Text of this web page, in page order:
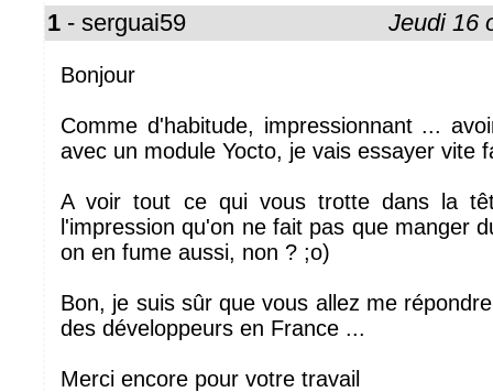
1 - serguai59 Jeudi 16
Bonjour
Comme d'habitude, impressionnant ...
avec un module Yocto, je vais essayer vite
A voir tout ce qui vous trotte dans la
l'impression qu'on ne fait pas que manger
on en fume aussi, non ? ;o)
Bon, je suis sûr que vous allez me
des développeurs en France ...
Merci encore pour votre travail